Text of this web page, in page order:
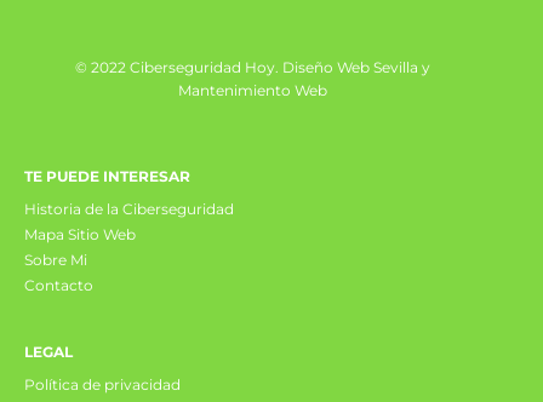
© 2022 Ciberseguridad Hoy. Diseño Web Sevilla y
Mantenimiento Web
TE PUEDE INTERESAR
Historia de la Ciberseguridad
Mapa Sitio Web
Sobre Mi
Contacto
LEGAL
Política de privacidad